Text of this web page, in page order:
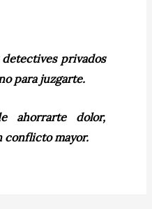
privados
para juzgarte.
ahorrarte dolor,
conflicto mayor.